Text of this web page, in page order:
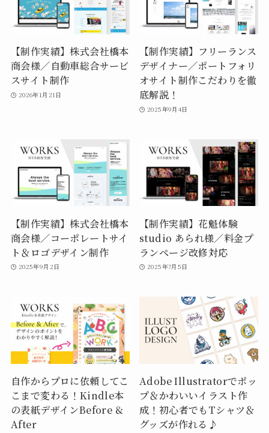
【制作実績】株式会社橋本
商会様／自動車総合サービ
スサイト制作
2026年1月21日
【制作実績】フリーランス
デザイナー／ポートフォリ
オサイト制作こだわりを徹
底解説！
2025年9月4日
【制作実績】株式会社橋本
商会様／コーポレートサイ
ト＆ロゴデザイン制作
2025年9月2日
【制作実績】花魁体験
studio あられ様／料金プ
ランページ改修対応
2025年7月5日
自作からプロに依頼してこ
こまで変わる！Kindle本
の表紙デザインBefore &
After
Adobe Illustratorでポッ
プ＆かわいいイラスト作
成！初心者でもTシャツ＆
グッズが作れる♪